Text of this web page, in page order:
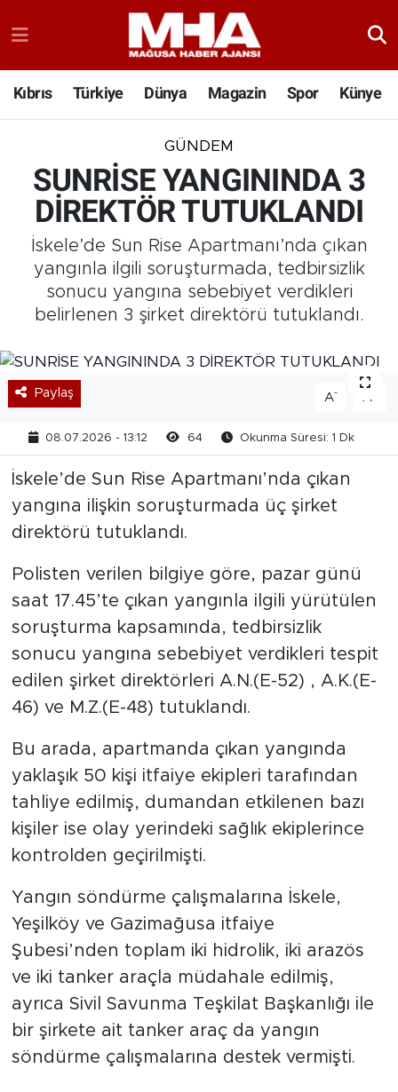
Kıbrıs Türkiye Dünya Magazin Spor Künye
GÜNDEM
SUNRİSE YANGININDA 3
DİREKTÖR TUTUKLANDI
İskele’de Sun Rise Apartmanı’nda çıkan
yangınla ilgili soruşturmada, tedbirsizlik
sonucu yangına sebebiyet verdikleri
belirlenen 3 şirket direktörü tutuklandı.
Paylaş A- A
08.07.2026 - 13:12 64 Okunma Süresi: 1 Dk
İskele’de Sun Rise Apartmanı’nda çıkan
yangına ilişkin soruşturmada üç şirket
direktörü tutuklandı.
Polisten verilen bilgiye göre, pazar günü
saat 17.45’te çıkan yangınla ilgili yürütülen
soruşturma kapsamında, tedbirsizlik
sonucu yangına sebebiyet verdikleri tespit
edilen şirket direktörleri A.N.(E-52) , A.K.(E-
46) ve M.Z.(E-48) tutuklandı.
Bu arada, apartmanda çıkan yangında
yaklaşık 50 kişi itfaiye ekipleri tarafından
tahliye edilmiş, dumandan etkilenen bazı
kişiler ise olay yerindeki sağlık ekiplerince
kontrolden geçirilmişti.
Yangın söndürme çalışmalarına İskele,
Yeşilköy ve Gazimağusa itfaiye
Şubesi’nden toplam iki hidrolik, iki arazös
ve iki tanker araçla müdahale edilmiş,
ayrıca Sivil Savunma Teşkilat Başkanlığı ile
bir şirkete ait tanker araç da yangın
söndürme çalışmalarına destek vermişti.